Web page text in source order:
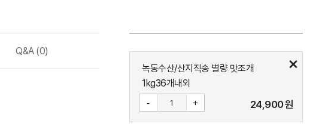
Q&A (0)
녹동수산/산지직송 별량 맛조개
1kg36개내외
- + 24,900원